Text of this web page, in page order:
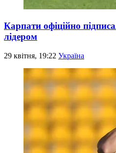
Карпати офіційно
лідером
29 квітня, 19:22 Україна